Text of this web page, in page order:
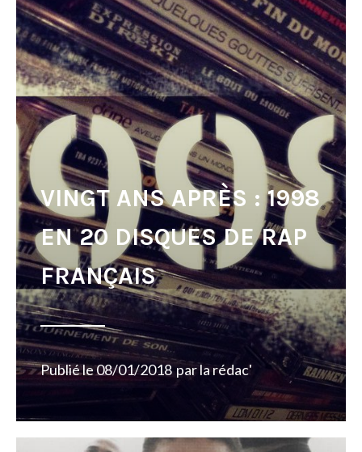
VINGT ANS APRÈS : 1998
EN 20 DISQUES DE RAP
FRANÇAIS
Publié le08/01/2018 parla rédac'